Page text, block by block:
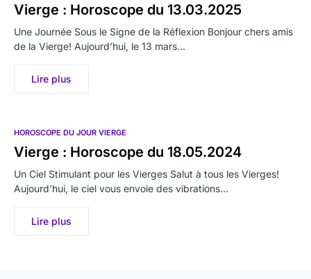
Vierge : Horoscope du 13.03.2025
Une Journée Sous le Signe de la Réflexion Bonjour chers amis
de la Vierge! Aujourd’hui, le 13 mars…
Lire plus
HOROSCOPE DU JOUR VIERGE
Vierge : Horoscope du 18.05.2024
Un Ciel Stimulant pour les Vierges Salut à tous les Vierges!
Aujourd’hui, le ciel vous envoie des vibrations…
Lire plus